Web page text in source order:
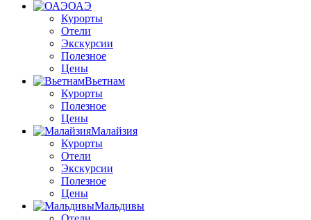
ОАЭ
Курорты
Отели
Экскурсии
Полезное
Цены
Вьетнам
Курорты
Полезное
Цены
Малайзия
Курорты
Отели
Экскурсии
Полезное
Цены
Мальдивы